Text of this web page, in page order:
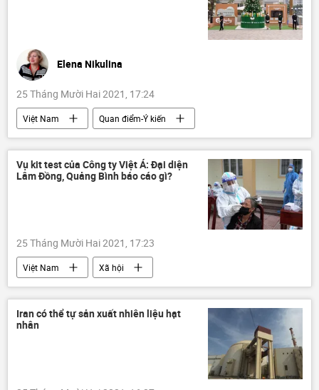
Elena Nikulina
25 Tháng Mười Hai 2021, 17:24
Việt Nam
Quan điểm-Ý kiến
Việt Nam trên báo chí nước ngoài
Tác giả
Vụ kit test của Công ty Việt Á: Đại diện
Lâm Đồng, Quảng Bình báo cáo gì?
25 Tháng Mười Hai 2021, 17:23
Việt Nam
Xã hội
Bộ Y Tế Việt Nam
Pháp luật
Iran có thể tự sản xuất nhiên liệu hạt
nhân